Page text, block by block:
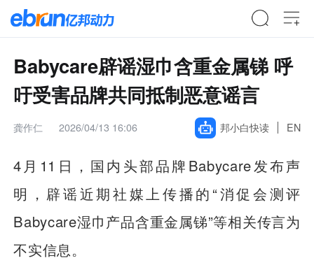
Babycare辟谣湿巾含重金属锑 呼
吁受害品牌共同抵制恶意谣言
龚作仁 2026/04/13 16:06 邦小白快读 EN
4月11日，国内头部品牌Babycare发布声
明，辟谣近期社媒上传播的“消促会测评
Babycare湿巾产品含重金属锑”等相关传言为
不实信息。